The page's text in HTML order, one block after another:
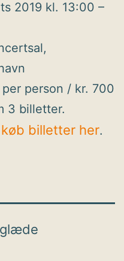
2019 kl. 13:00 –
person / kr. 700
3 billetter.
køb billetter her.